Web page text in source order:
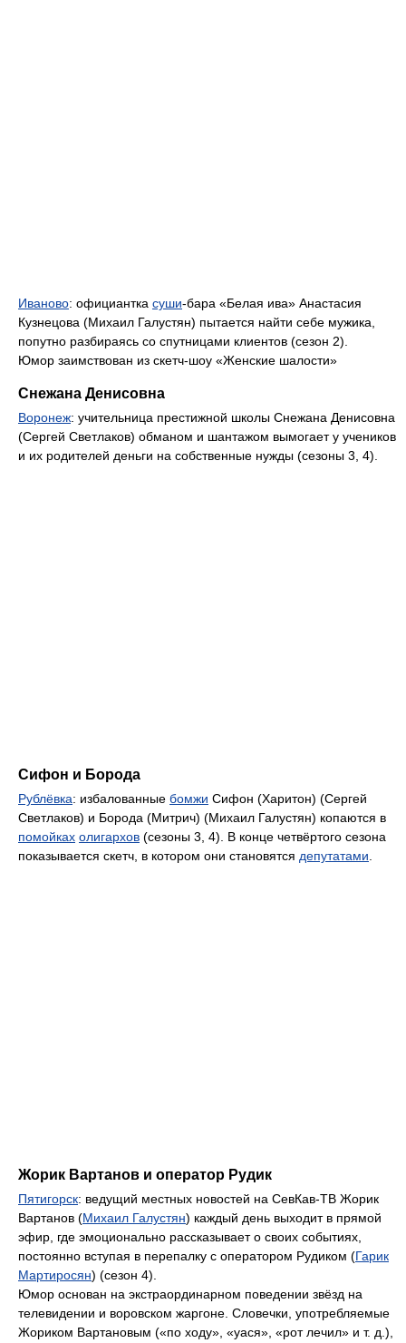
Иваново: официантка суши-бара «Белая ива» Анастасия
Кузнецова (Михаил Галустян) пытается найти себе мужика,
попутно разбираясь со спутницами клиентов (сезон 2).
Юмор заимствован из скетч-шоу «Женские шалости»
Снежана Денисовна
Воронеж: учительница престижной школы Снежана Денисовна
(Сергей Светлаков) обманом и шантажом вымогает у учеников
и их родителей деньги на собственные нужды (сезоны 3, 4).
Сифон и Борода
Рублёвка: избалованные бомжи Сифон (Харитон) (Сергей
Светлаков) и Борода (Митрич) (Михаил Галустян) копаются в
помойках олигархов (сезоны 3, 4). В конце четвёртого сезона
показывается скетч, в котором они становятся депутатами.
Жорик Вартанов и оператор Рудик
Пятигорск: ведущий местных новостей на СевКав-ТВ Жорик
Вартанов (Михаил Галустян) каждый день выходит в прямой
эфир, где эмоционально рассказывает о своих событиях,
постоянно вступая в перепалку с оператором Рудиком (Гарик
Мартиросян) (сезон 4).
Юмор основан на экстраординарном поведении звёзд на
телевидении и воровском жаргоне. Cловечки, употребляемые
Жориком Вартановым («по ходу», «уася», «рот лечил» и т. д.),